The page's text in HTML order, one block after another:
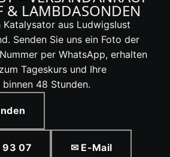
& LAMBDASONDEN
Katalysator aus Ludwigslust
Senden Sie uns ein Foto der
per WhatsApp, erhalten
Tageskurs und Ihre
48 Stunden.
07 ✉ E-Mail